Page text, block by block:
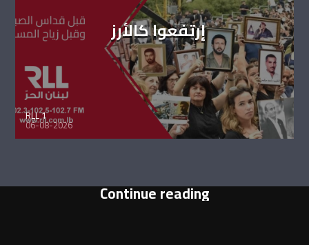
إرتفعوا كالأرز
RLL 1
06-08-2026
Continue reading